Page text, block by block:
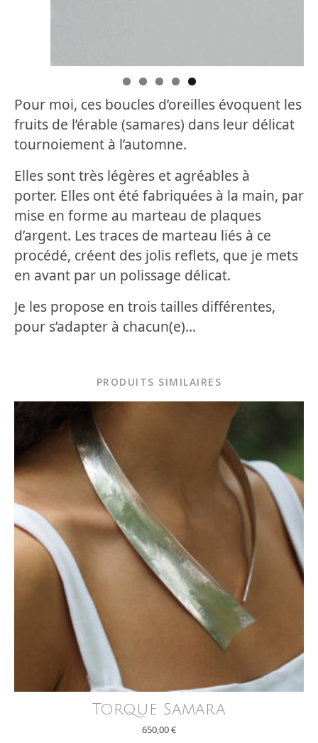
Pour moi, ces boucles d’oreilles évoquent les
fruits de l’érable (samares) dans leur délicat
tournoiement à l’automne.
Elles sont très légères et agréables à
porter. Elles ont été fabriquées à la main, par
mise en forme au marteau de plaques
d’argent. Les traces de marteau liés à ce
procédé, créent des jolis reflets, que je mets
en avant par un polissage délicat.
Je les propose en trois tailles différentes,
pour s’adapter à chacun(e)…
PRODUITS SIMILAIRES
Torque Samara
650,00€